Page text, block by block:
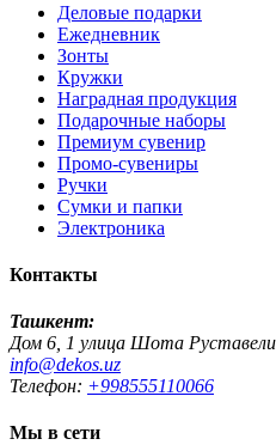
Деловые подарки
Ежедневник
Зонты
Кружки
Наградная продукция
Подарочные наборы
Премиум сувенир
Промо-сувениры
Ручки
Сумки и папки
Электроника
Контакты
Ташкент:
Дом 6, 1 улица Шота Руставели
info@dekos.uz
Телефон: +998555110066
Мы в сети